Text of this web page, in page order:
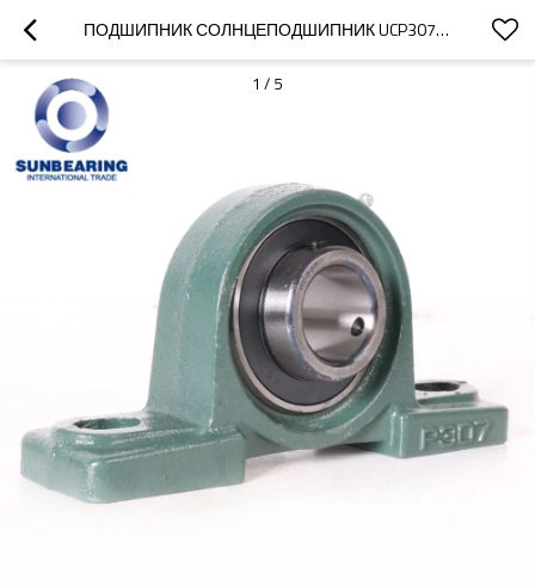
ПОДШИПНИК СОЛНЦЕПОДШИПНИК UCP307 ЗЕЛЕНЫЙ 35 * 48 * 210 ММ ИЗ НЕРЖАВЕЮЩЕЙ СТАЛИ
1 / 5